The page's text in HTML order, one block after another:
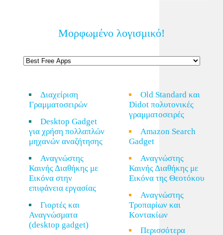
Μορφωμένο λογισμικό!
Διαχείριση
Γραμματοσειρών
Desktop Gadget
για χρήση πολλαπλών
μηχανών αναζήτησης
Αναγνώστης
Καινής Διαθήκης με
Εικόνα στην
επιφάνεια εργασίας
Γιορτές και
Αναγνώσματα
(desktop gadget)
Old Standard και
Didot πολυτονικές
γραμματοσειρές
Amazon Search
Gadget
Αναγνώστης
Καινής Διαθήκης με
Εικόνα της Θεοτόκου
Αναγνώστης
Τροπαρίων και
Κοντακίων
Περισσότερα